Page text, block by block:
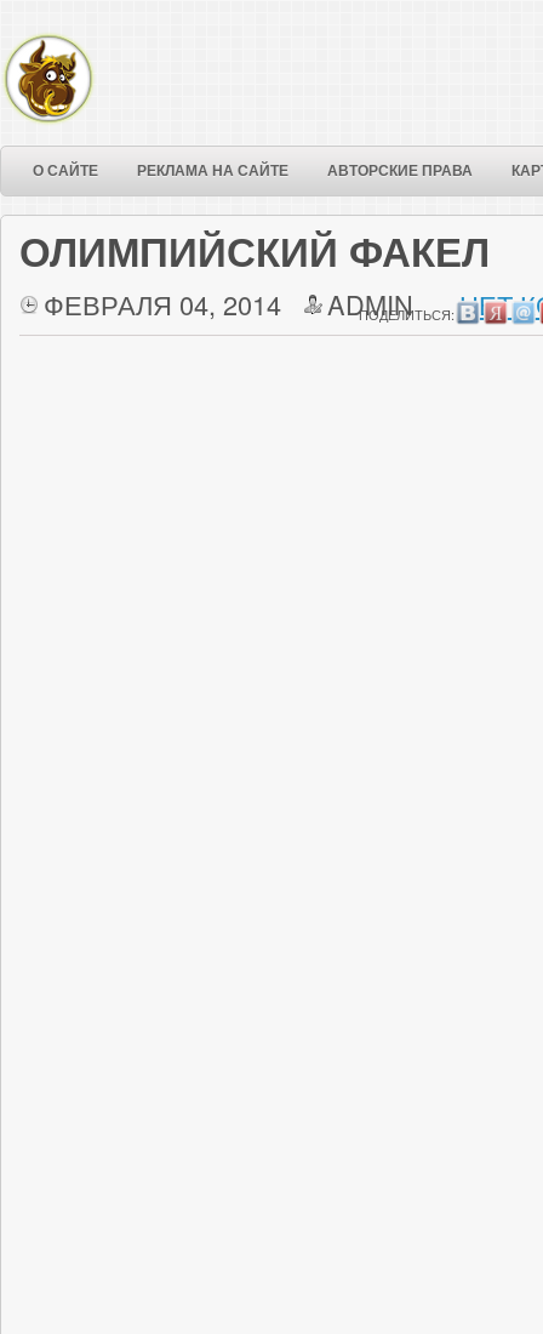
О САЙТЕ РЕКЛАМА НА САЙТЕ АВТОРСКИЕ ПРАВА
ОЛИМПИЙСКИЙ ФАКЕЛ
ФЕВРАЛЯ 04, 2014 ADMIN НЕТ
ПОДЕЛИТЬСЯ: